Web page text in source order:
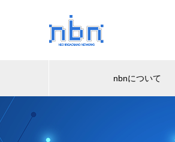
nbnについて